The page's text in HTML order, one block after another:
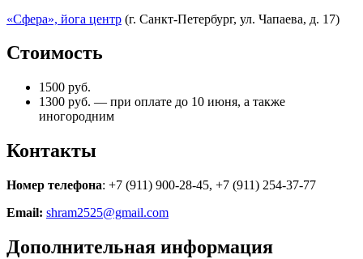
«Сфера», йога центр (г. Санкт-Петербург, ул. Чапаева, д. 17)
Стоимость
1500 руб.
1300 руб. — при оплате до 10 июня, а также
иногородним
Контакты
Номер телефона: +7 (911) 900-28-45, +7 (911) 254-37-77
Email: shram2525@gmail.com
Дополнительная информация